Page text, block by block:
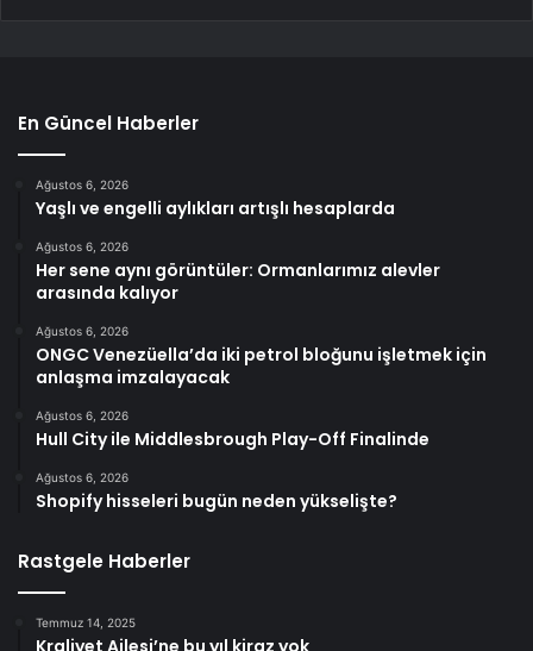
En Güncel Haberler
Ağustos 6, 2026
Yaşlı ve engelli aylıkları artışlı hesaplarda
Ağustos 6, 2026
Her sene aynı görüntüler: Ormanlarımız alevler
arasında kalıyor
Ağustos 6, 2026
ONGC Venezüella’da iki petrol bloğunu işletmek için
anlaşma imzalayacak
Ağustos 6, 2026
Hull City ile Middlesbrough Play-Off Finalinde
Ağustos 6, 2026
Shopify hisseleri bugün neden yükselişte?
Rastgele Haberler
Temmuz 14, 2025